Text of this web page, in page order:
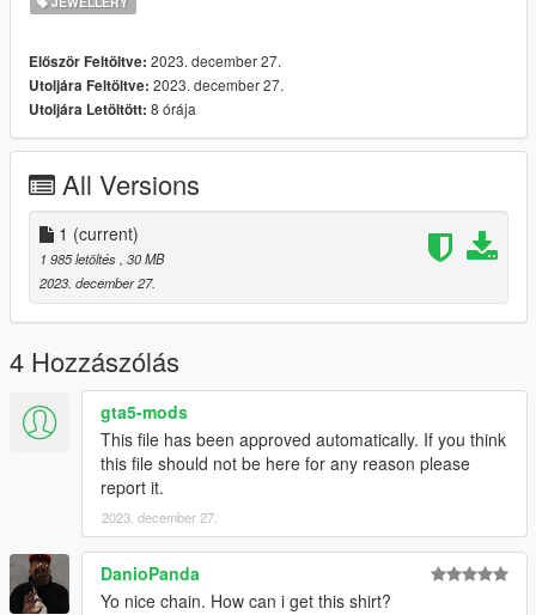
Először Feltöltve: 2023. december 27.
Utoljára Feltöltve: 2023. december 27.
Utoljára Letöltött: 8 órája
All Versions
1 (current)
1 985 letöltés, 30 MB
2023. december 27.
4 Hozzászólás
gta5-mods
This file has been approved automatically. If you think
this file should not be here for any reason please
report it.
2023. december 27.
DanioPanda
Yo nice chain. How can i get this shirt?